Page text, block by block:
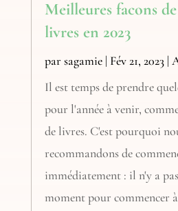
Meilleures facons
livres en 2023
parsagamie| Fév 21, 2023|
Il est temps de prendre
pour l'année à venir,
de livres. C'est pourquoi
recommandons de
immédiatement : il n'y a
moment pour commencer